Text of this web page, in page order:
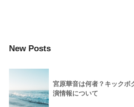
New Posts
宮原華音は何者？キックボ
演情報について